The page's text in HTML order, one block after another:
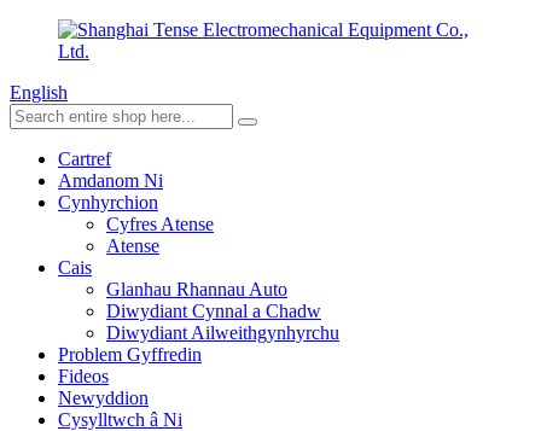
English
Cartref
Amdanom Ni
Cynhyrchion
Cyfres Atense
Atense
Cais
Glanhau Rhannau Auto
Diwydiant Cynnal a Chadw
Diwydiant Ailweithgynhyrchu
Problem Gyffredin
Fideos
Newyddion
Cysylltwch â Ni